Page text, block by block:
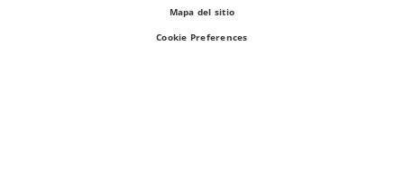
Mapa del sitio
Cookie Preferences